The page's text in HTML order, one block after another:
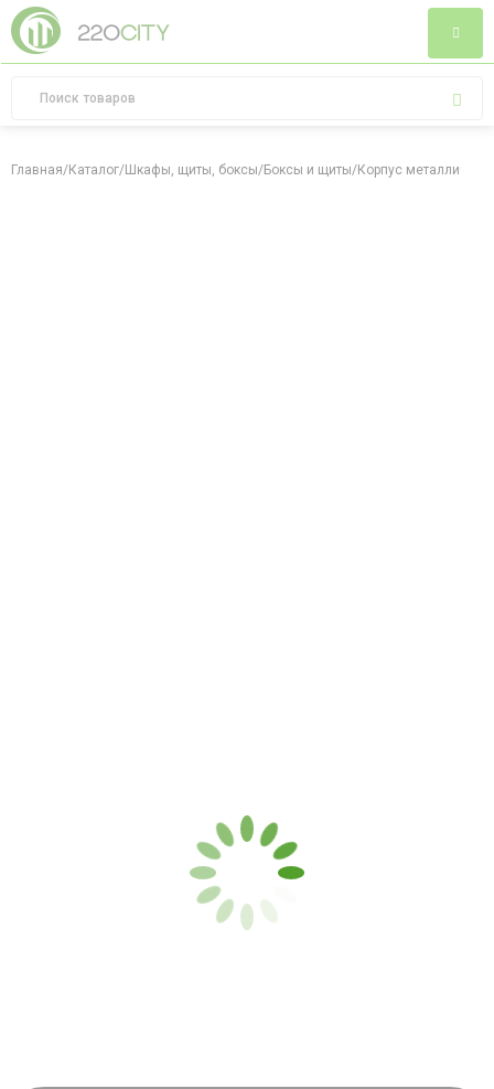
Главная/Каталог/Шкафы, щиты, боксы/Боксы и щиты/Корпус